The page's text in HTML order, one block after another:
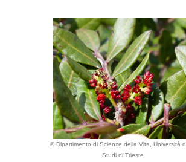
© Dipartimento di Scienze della Vita, Università
Studi di Trieste